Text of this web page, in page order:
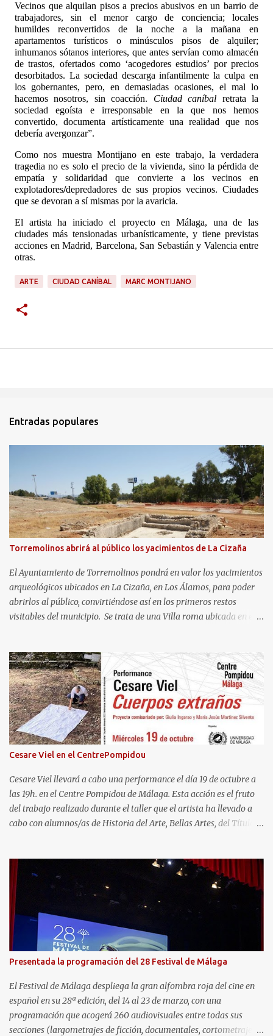
Vecinos que alquilan pisos a precios abusivos en un barrio de
trabajadores, sin el menor cargo de conciencia; locales
humildes reconvertidos de la noche a la mañana en
apartamentos turísticos o minúsculos pisos de alquiler;
inhumanos sótanos interiores, que antes servían como almacén
de trastos, ofertados como ‘acogedores estudios’ por precios
desorbitados. La sociedad descarga infantilmente la culpa en
los gobernantes, pero, en demasiadas ocasiones, el mal lo
hacemos nosotros, sin coacción. Ciudad caníbal retrata la
sociedad egoísta e irresponsable en la que nos hemos
convertido, documenta artísticamente una realidad que nos
debería avergonzar”.
Como nos muestra Montijano en este trabajo, la verdadera
tragedia no es solo el precio de la vivienda, sino la pérdida de
empatía y solidaridad que convierte a los vecinos en
explotadores/depredadores de sus propios vecinos. Ciudades
que se devoran a sí mismas por la avaricia.
El artista ha iniciado el proyecto en Málaga, una de las
ciudades más tensionadas urbanísticamente, y tiene previstas
acciones en Madrid, Barcelona, San Sebastián y Valencia entre
otras.
ARTE CIUDAD CANÍBAL MARC MONTIJANO
Entradas populares
Torremolinos abrirá al público los yacimientos de La Cizaña
El Ayuntamiento de Torremolinos pondrá en valor los yacimientos
arqueológicos ubicados en La Cizaña, en Los Álamos, para poder
abrirlos al público, convirtiéndose así en los primeros restos
visitables del municipio. Se trata de una Villa roma ubicada en el
entre el s. I a.C. al III d.C., en el asentamiento costero se identifican
áreas residenciales, un área termal, un centro productor alfarero
que cuenta con varios hornos y un gran almacén, instalaciones de
carácter industrial y comercial, dedicadas especialmente al
salazón, y otros elementos complementarios. Todo ello se
encuentra protegido para su conservación desde el año 2016, en el
marco del proyecto de urbanización de una de las parcelas. Así,
una vez finalicen las labores de edificación en la que se encuentran
inmersa la urbanización, comenzarán las tareas de
acondicionamiento y puesta en...
Cesare Viel en el CentrePompidou
Cesare Viel llevará a cabo una performance el día 19 de octubre a
las 19h. en el Centre Pompidou de Málaga. Esta acción es el fruto
del trabajo realizado durante el taller que el artista ha llevado a
cabo con alumnos/as de Historia del Arte, Bellas Artes, del Título
San Telmo. Como colofón del trabajo, el viernes día 20 de octubre,
se inaugurará una exposición pop-up donde se expondrán los
trabajos realizados durante el periodo de investigación y
producción del proyecto Corpi Estranei (Cuerpos extraños) con
vídeos, dibujos y objetos. Cesare Viel (1964, Turín, Italia) es artista
visual, ha realizado exposiciones en Italia y en el extranjero desde
finales de los 80, en galerías de arte, museos y fundaciones.
Actualmente vive y trabaja en Génova, donde enseña en la
Accademia Ligustica di Belle Arti, las materias de Tecniche
performative per le Arti vis...
Presentada la programación del 28 Festival de Málaga
El Festival de Málaga despliega la gran alfombra roja del cine en
español en su 28ª edición, del 14 al 23 de marzo, con una
programación que acogerá 260 audiovisuales entre todas sus
secciones (largometrajes de ficción, documentales, cortometrajes,